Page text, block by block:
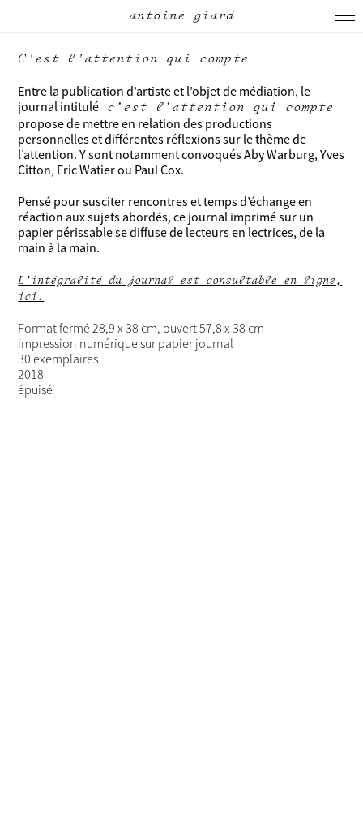
antoine giard
C'est l'attention qui compte
Entre la publication d’artiste et l’objet de médiation, le
journal intitulé c’est l’attention qui compte
propose de mettre en relation des productions
personnelles et différentes réflexions sur le thème de
l’attention. Y sont notamment convoqués Aby Warburg, Yves
Citton, Eric Watier ou Paul Cox.
Pensé pour susciter rencontres et temps d’échange en
réaction aux sujets abordés,ce journal imprimé sur un
papier périssable se diffuse de lecteurs en lectrices, de la
main à la main.
L'intégralité du journal est consultable en ligne,
ici.
Format fermé 28,9 x 38 cm, ouvert 57,8 x 38 cm
impression numérique sur papier journal
30 exemplaires
2018
épuisé